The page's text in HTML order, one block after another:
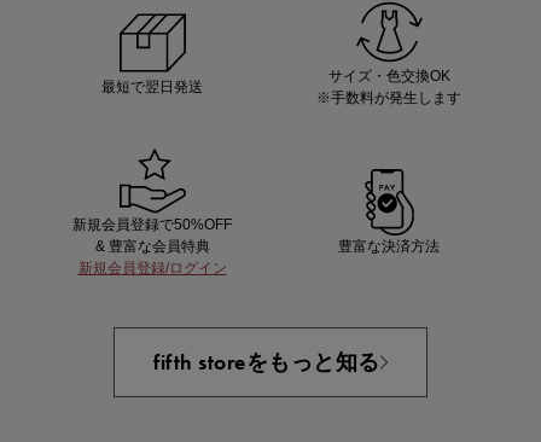
最短で翌日発送
サイズ・色交換OK
※手数料が発生します
新規会員登録で50%OFF
& 豊富な会員特典
新規会員登録/ログイン
豊富な決済方法
fifth storeをもっと知る